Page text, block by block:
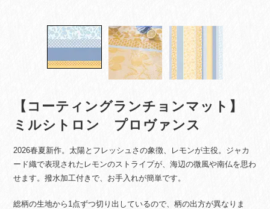
【コーティングランチョンマット】
ミルシトロン プロヴァンス
2026春夏新作。太陽とフレッシュさの象徴、レモンが主役。ジャカ
ード織で表現されたレモンのストライプが、海辺の微風や南仏を思わ
せます。撥水加工付きで、お手入れが簡単です。
総柄の生地から1点ずつ切り出しているので、柄の出方が異なりま